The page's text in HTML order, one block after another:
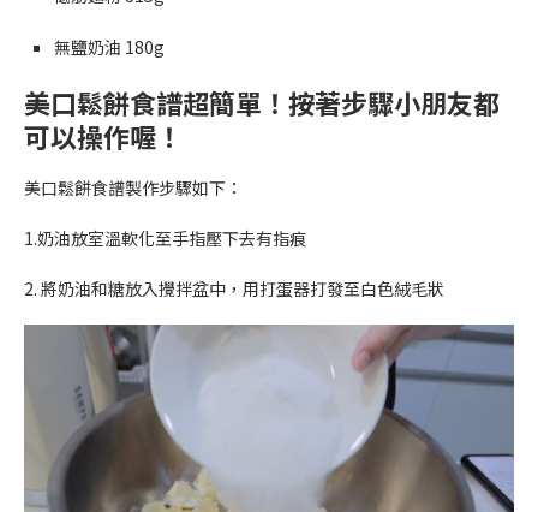
無鹽奶油 180g
美口鬆餅食譜超簡單！按著步驟小朋友都
可以操作喔！
美口鬆餅食譜製作步驟如下：
1.奶油放室溫軟化至手指壓下去有指痕
2. 將奶油和糖放入攪拌盆中，用打蛋器打發至白色絨毛狀